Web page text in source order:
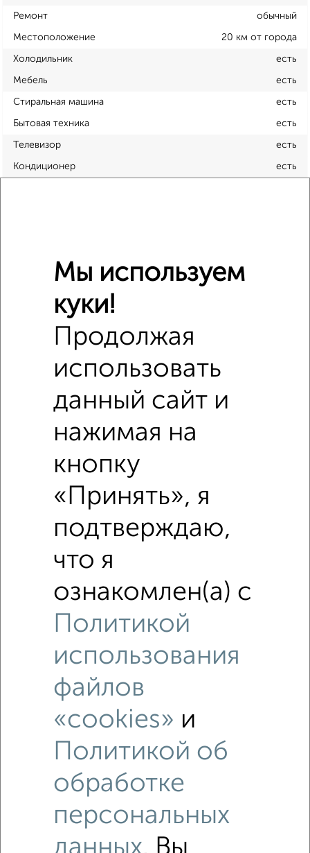
Ремонт обычный
Местоположение 20 км от города
Холодильник есть
Мебель есть
Стиральная машина есть
Бытовая техника есть
Телевизор есть
Кондиционер есть
Дет. сады Банкоматы
Фитнес
Торг. центры
Похожие предложения рядом
Дома недалеко от Полевая
Мы используем
куки!
Продолжая
использовать
данный сайт и
нажимая на
кнопку
«Принять», я
подтверждаю,
что я
ознакомлен(а) с
Политикой
использования
файлов
«cookies» и
Политикой об
обработке
персональных